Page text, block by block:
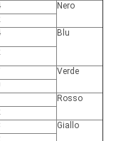
Nero
Blu
Verde
Rosso
Giallo